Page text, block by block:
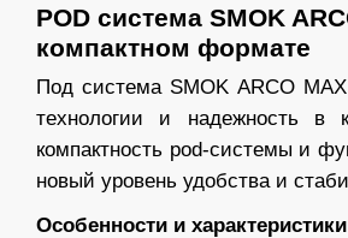
POD система SMOK
компактном формате
Под система SMOK ARCO
технологии и надежность в
компактность pod-системы и
новый уровень удобства и
Особенности и характеристики